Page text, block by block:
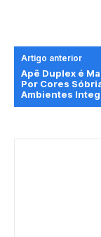
Artigo anterior
Apê Duplex é
Por Cores
Ambientes